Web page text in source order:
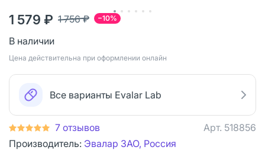
−10%
1 756 ₽
1 579 ₽
В наличии
Цена действительна при оформлении онлайн
Все варианты Evalar Lab
7 отзывов Арт. 518856
Производитель: Эвалар ЗАО, Россия